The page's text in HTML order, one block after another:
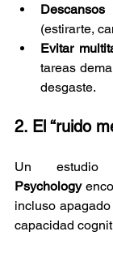
Descansos
(estirarte,
Evitar
tareas
desgaste.
2. El “ruido
Un
Psychology
incluso
capacidad